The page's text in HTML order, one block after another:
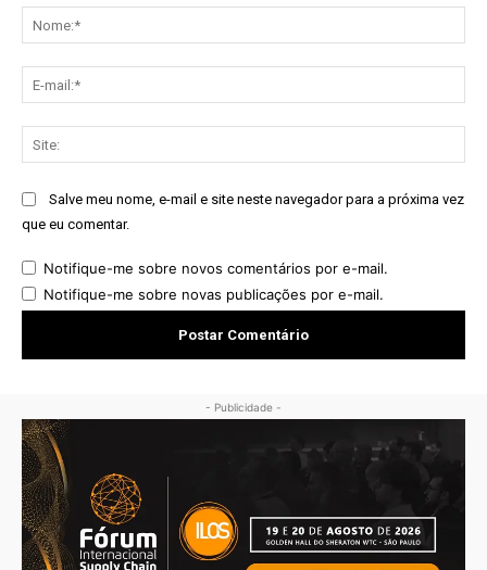
Salve meu nome, e-mail e site neste navegador para a próxima vez
que eu comentar.
Notifique-me sobre novos comentários por e-mail.
Notifique-me sobre novas publicações por e-mail.
- Publicidade -